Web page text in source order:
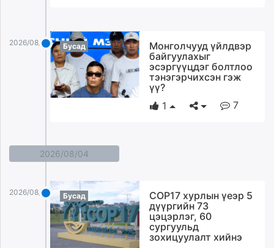
2026/08/05 Бусад
Монголчууд үйлдвэр
байгуулахыг
эсэргүүцдэг болтлоо
тэнэгэрчихсэн гэж
үү?
1
7
2026/08/04
2026/08/04 Бусад
COP17 хурлын үеэр 5
дүүргийн 73
цэцэрлэг, 60
сургуульд
зохицуулалт хийнэ